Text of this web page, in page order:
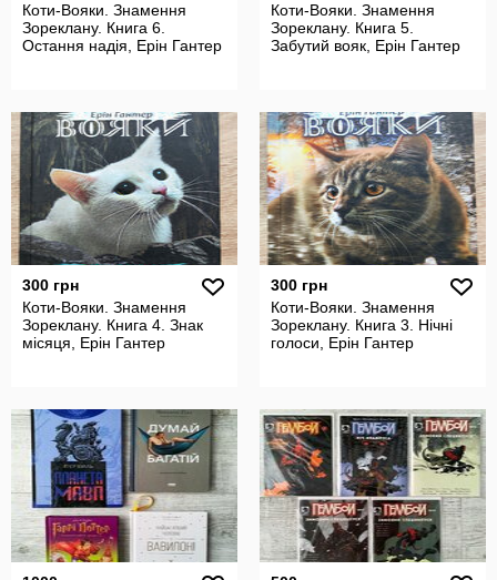
Коти-Вояки. Знамення
Зореклану. Книга 6.
Остання надія, Ерін Гантер
Коти-Вояки. Знамення
Зореклану. Книга 5.
Забутий вояк, Ерін Гантер
300 грн
Коти-Вояки. Знамення
Зореклану. Книга 4. Знак
місяця, Ерін Гантер
300 грн
Коти-Вояки. Знамення
Зореклану. Книга 3. Нічні
голоси, Ерін Гантер